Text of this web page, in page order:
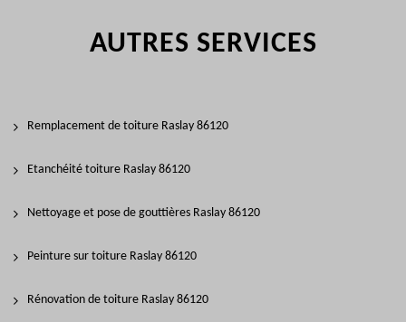
AUTRES SERVICES
Remplacement de toiture Raslay 86120
Etanchéité toiture Raslay 86120
Nettoyage et pose de gouttières Raslay 86120
Peinture sur toiture Raslay 86120
Rénovation de toiture Raslay 86120